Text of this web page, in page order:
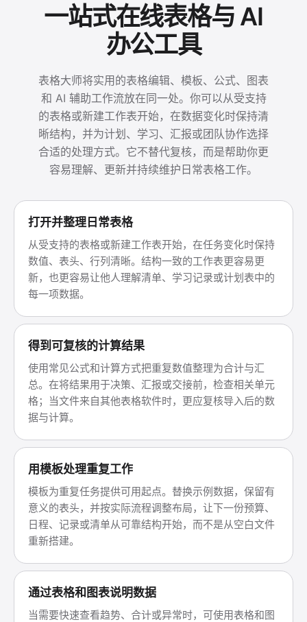
一站式在线表格与 AI
办公工具
表格大师将实用的表格编辑、模板、公式、图表
和 AI 辅助工作流放在同一处。你可以从受支持
的表格或新建工作表开始，在数据变化时保持清
晰结构，并为计划、学习、汇报或团队协作选择
合适的处理方式。它不替代复核，而是帮助你更
容易理解、更新并持续维护日常表格工作。
打开并整理日常表格
从受支持的表格或新建工作表开始，在任务变化时保持
数值、表头、行列清晰。结构一致的工作表更容易更
新，也更容易让他人理解清单、学习记录或计划表中的
每一项数据。
得到可复核的计算结果
使用常见公式和计算方式把重复数值整理为合计与汇
总。在将结果用于决策、汇报或交接前，检查相关单元
格；当文件来自其他表格软件时，更应复核导入后的数
据与计算。
用模板处理重复工作
模板为重复任务提供可用起点。替换示例数据，保留有
意义的表头，并按实际流程调整布局，让下一份预算、
日程、记录或清单从可靠结构开始，而不是从空白文件
重新搭建。
通过表格和图表说明数据
当需要快速查看趋势、合计或异常时，可使用表格和图